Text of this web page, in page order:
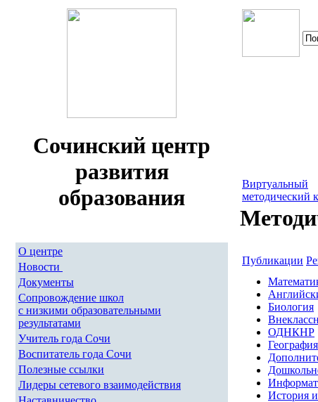
Сочинский центр
развития
образования
О центре
Новости
Документы
Сопровождение школ
с низкими образовательными
результатами
Учитель года Сочи
Воспитатель года Сочи
Полезные ссылки
Лидеры сетевого взаимодействия
Виртуальный
методический
Публикации
Биология
ОДНКНР
География
История